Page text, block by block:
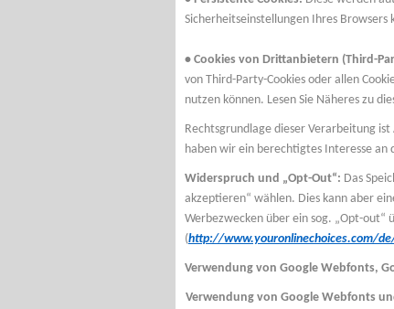
Sicherheitseinstellungen Ihres Browsers
• Cookies von Drittanbietern (Third-
von Third-Party-Cookies oder allen
nutzen können. Lesen Sie Näheres zu
Rechtsgrundlage dieser Verarbeitung
haben wir ein berechtigtes Interesse an
Widerspruch und „Opt-Out“: Das
akzeptieren“ wählen. Dies kann aber
Werbezwecken über ein sog. „Opt-out“
(http://www.youronlinechoices.com/
Verwendung von Google Webfonts,
Verwendung von Google Webfonts